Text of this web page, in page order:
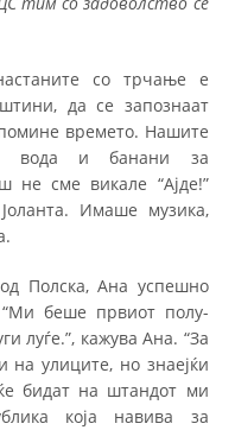
со трчање е
да се запознаат
времето. Нашите
вода и банани за
не сме викале “Ајде!”
Имаше музика,
Полска, Ана успешно
беше првиот полу-
луѓе.”, кажува Ана. “За
улиците, но знаејќи
бидат на штандот ми
која навива за